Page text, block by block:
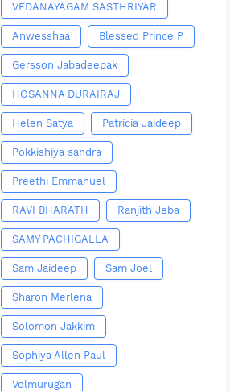
VEDANAYAGAM SASTHRIYAR
Anwesshaa Blessed Prince P
Gersson Jabadeepak
HOSANNA DURAIRAJ
Helen Satya Patricia Jaideep
Pokkishiya sandra
Preethi Emmanuel
RAVI BHARATH Ranjith Jeba
SAMY PACHIGALLA
Sam Jaideep Sam Joel
Sharon Merlena
Solomon Jakkim
Sophiya Allen Paul
Velmurugan